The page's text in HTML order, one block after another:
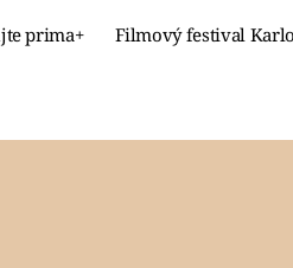
prima+ Filmový festival